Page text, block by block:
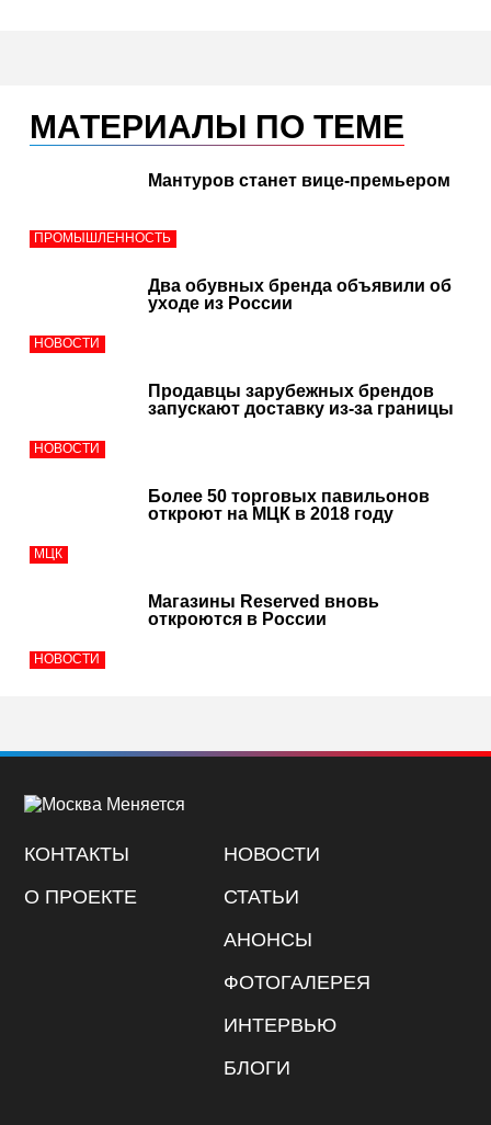
МАТЕРИАЛЫ ПО ТЕМЕ
ПРОМЫШЛЕННОСТЬ
Мантуров станет вице-премьером
НОВОСТИ
Два обувных бренда объявили об
уходе из России
НОВОСТИ
Продавцы зарубежных брендов
запускают доставку из-за границы
МЦК
Более 50 торговых павильонов
откроют на МЦК в 2018 году
НОВОСТИ
Магазины Reserved вновь
откроются в России
КОНТАКТЫ
О ПРОЕКТЕ
НОВОСТИ
СТАТЬИ
АНОНСЫ
ФОТОГАЛЕРЕЯ
ИНТЕРВЬЮ
БЛОГИ